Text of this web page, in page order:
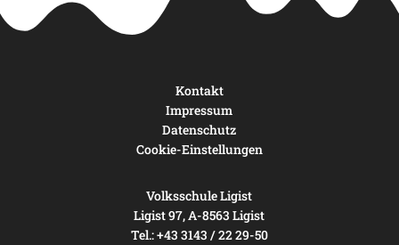
Kontakt
Impressum
Datenschutz
Cookie-Einstellungen
Volksschule Ligist
Ligist 97, A-8563 Ligist
Tel.: +43 3143 / 22 29-50